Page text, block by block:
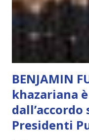
diventerà sempre più
2035), emergeranno
lampante: L’IA sarà in
BENJAMIN
khazariana
Presidenti